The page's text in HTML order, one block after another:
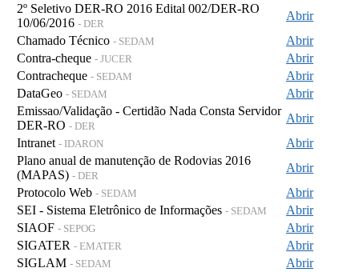
2º Seletivo DER-RO 2016 Edital 002/DER-RO
10/06/2016 - DER
Abrir
Chamado Técnico - SEDAM
Abrir
Contra-cheque - JUCER
Abrir
Contracheque - SEDAM
Abrir
DataGeo - SEDAM
Abrir
Emissao/Validação - Certidão Nada Consta Servidor
DER-RO - DER
Abrir
Intranet - IDARON
Abrir
Plano anual de manutenção de Rodovias 2016
(MAPAS) - DER
Abrir
Protocolo Web - SEDAM
Abrir
SEI - Sistema Eletrônico de Informações - SEDAM
Abrir
SIAOF - SEPOG
Abrir
SIGATER - EMATER
Abrir
SIGLAM - SEDAM
Abrir